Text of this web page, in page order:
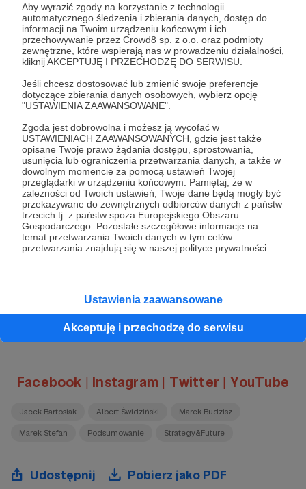
Aby wyrazić zgody na korzystanie z technologii
automatycznego śledzenia i zbierania danych, dostęp do
informacji na Twoim urządzeniu końcowym i ich
przechowywanie przez Crowd8 sp. z o.o. oraz podmioty
zewnętrzne, które wspierają nas w prowadzeniu działalności,
kliknij AKCEPTUJĘ I PRZECHODZĘ DO SERWISU.
Jeśli chcesz dostosować lub zmienić swoje preferencje
dotyczące zbierania danych osobowych, wybierz opcję
"USTAWIENIA ZAAWANSOWANE".
Zgoda jest dobrowolna i możesz ją wycofać w
USTAWIENIACH ZAAWANSOWANYCH, gdzie jest także
opisane Twoje prawo żądania dostępu, sprostowania,
usunięcia lub ograniczenia przetwarzania danych, a także w
dowolnym momencie za pomocą ustawień Twojej
przeglądarki w urządzeniu końcowym. Pamiętaj, że w
zależności od Twoich ustawień, Twoje dane będą mogły być
przekazywane do zewnętrznych odbiorców danych z państw
trzecich tj. z państw spoza Europejskiego Obszaru
Gospodarczego. Pozostałe szczegółowe informacje na
temat przetwarzania Twoich danych w tym celów
przetwarzania znajdują się w naszej polityce prywatności.
Ustawienia zaawansowane
Akceptuję i przechodzę do serwisu
Jak co tydzień zapraszamy Państwa do
najnowszego„Weekly Brief”, w którym
znajdą Państwo zbiór starannie
wyselekcjonowanych informacji o
najważniejszych wydarzeniach z ubiegłego
tygodnia.
Zapraszamy do lektury!
Jacek Bartosiak i zespółStrategy&Future
wydarzenia, zapraszamy do naszych
społeczności na:
Facebook | Instagram | Twitter | YouTube
Jacek Bartosiak Albert Świdziński Marek Budzisz
Marek Stefan Podsumowanie Strategy&Future
Udostępnij Pobierz jako PDF